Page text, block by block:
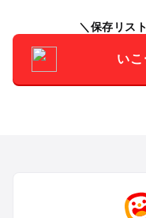
保存リス
い